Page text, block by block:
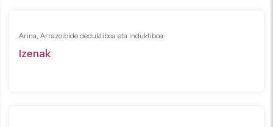
Arina, Arrazoibide deduktiboa eta induktiboa
Izenak